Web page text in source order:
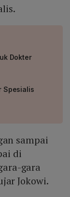
Dokter
Spesialis
sampai
di
gara
Jokowi.